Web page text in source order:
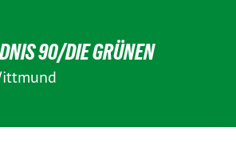
90/DIE GRÜNEN